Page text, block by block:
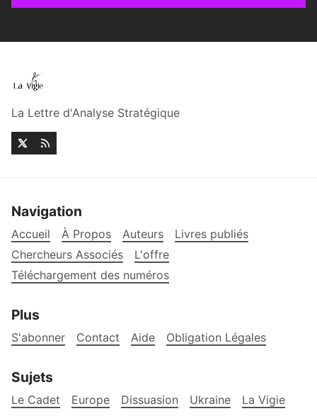
La Lettre d'Analyse Stratégique
Navigation
Accueil À Propos Auteurs
Livres publiés
Chercheurs Associés
L'offre
Téléchargement des numéros
Plus
S'abonner Contact Aide Obligation Légales
Sujets
Le Cadet Europe Dissuasion Ukraine La Vigie